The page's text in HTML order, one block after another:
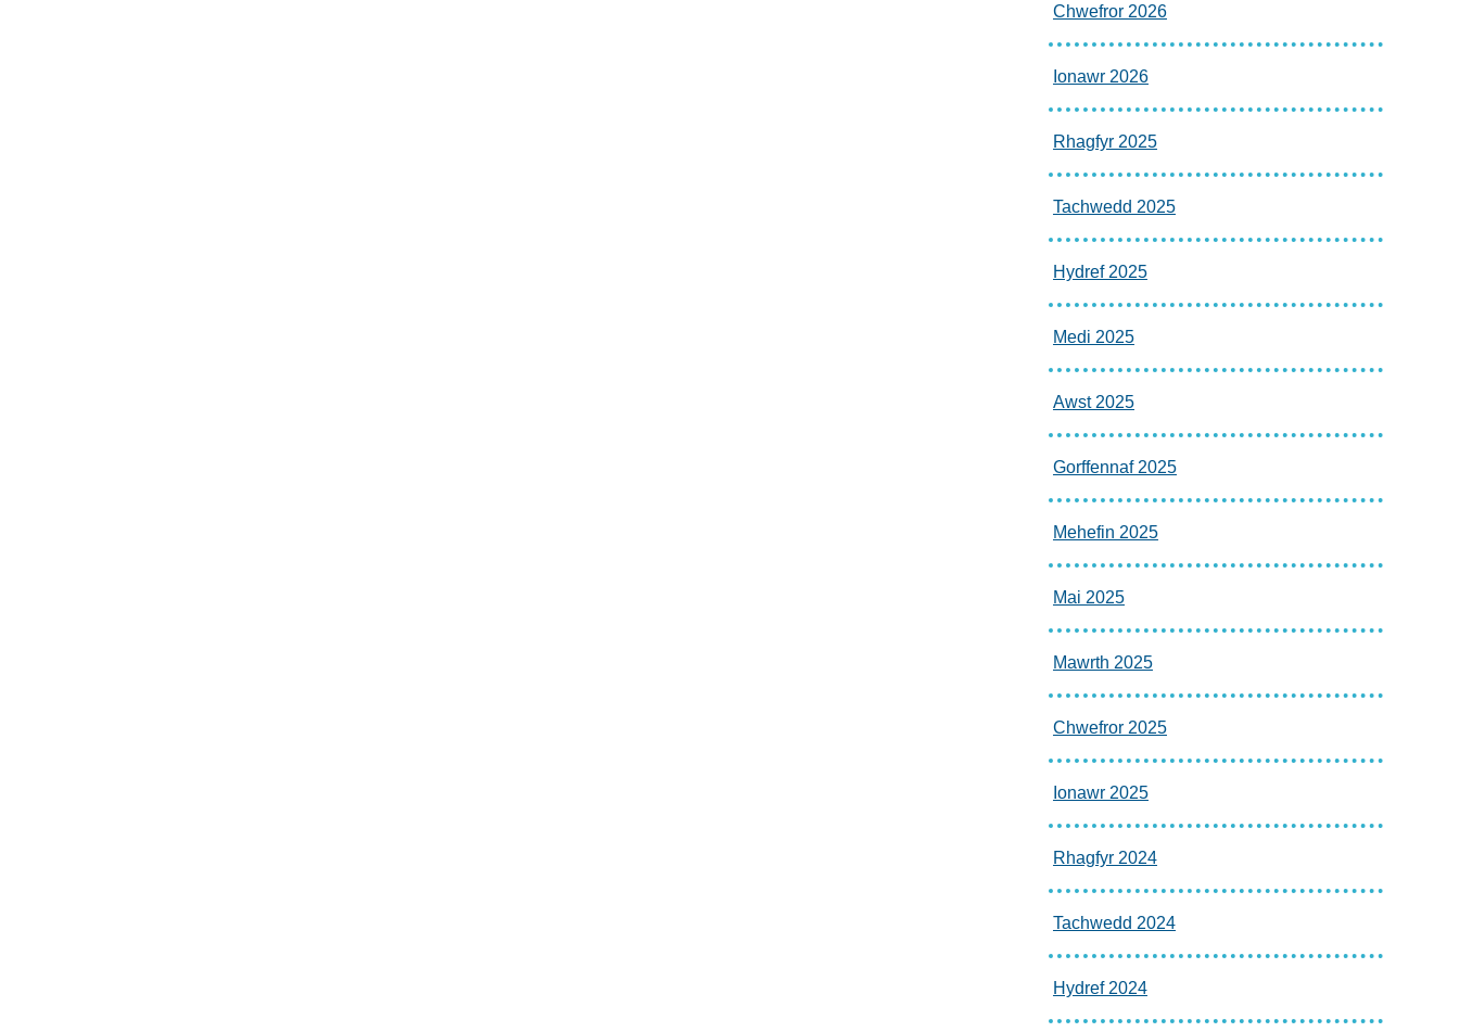
Chwefror 2026
Ionawr 2026
Rhagfyr 2025
Tachwedd 2025
Hydref 2025
Medi 2025
Awst 2025
Gorffennaf 2025
Mehefin 2025
Mai 2025
Mawrth 2025
Chwefror 2025
Ionawr 2025
Rhagfyr 2024
Tachwedd 2024
Hydref 2024